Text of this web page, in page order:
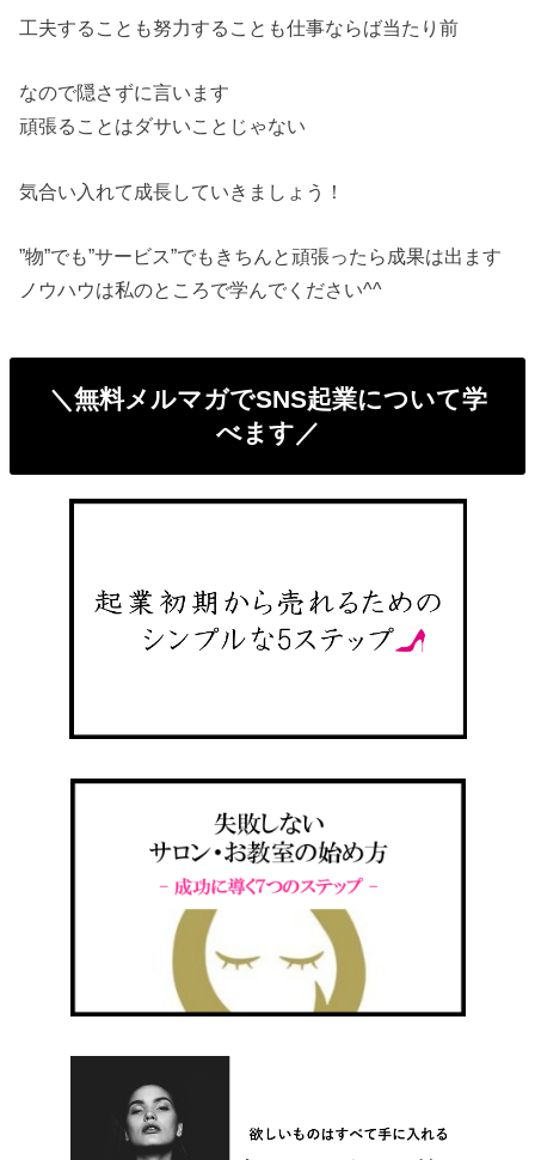
工夫することも努力することも仕事ならば当たり前
なので隠さずに言います
頑張ることはダサいことじゃない
気合い入れて成長していきましょう！
”物”でも”サービス”でもきちんと頑張ったら成果は出ます
ノウハウは私のところで学んでください^^
＼無料メルマガでSNS起業について学
べます／